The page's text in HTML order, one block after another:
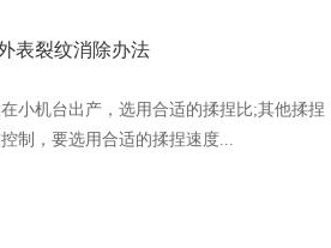
表裂纹消除办法
小机台出产，选用合适的揉捏比;其他揉捏
制，要选用合适的揉捏速度...